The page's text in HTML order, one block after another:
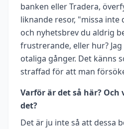
banken eller Tradera,
liknande resor, "missa
och nyhetsbrev du aldrig
frustrerande, eller hur?
otaliga gånger. Det känns
straffad för att man
Varför är det så här?
det?
Det är ju inte så att dessa